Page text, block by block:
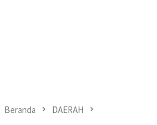
Beranda DAERAH